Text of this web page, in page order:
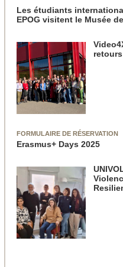
Les étudiants
EPOG visitent le Musée
FORMULAIRE DE RÉSERVATION
Erasmus+ Days 2025